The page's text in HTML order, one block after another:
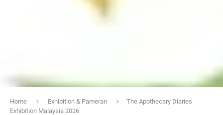
Home Exhibition & Pameran
The Apothecary Diaries
Exhibition Malaysia 2026